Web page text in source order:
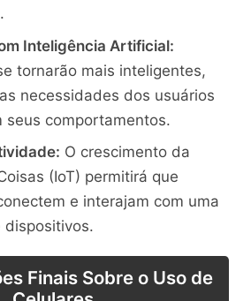
Inteligência Artificial:
tornarão mais inteligentes,
necessidades dos usuários
seus comportamentos.
O crescimento da
(IoT) permitirá que
e interajam com uma
Finais Sobre o Uso de